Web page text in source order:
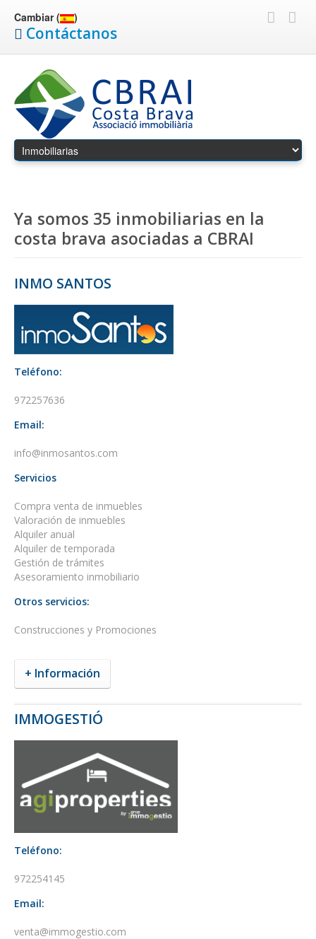
Cambiar ( )
Contáctanos
Ya somos 35 inmobiliarias en la
costa brava asociadas a CBRAI
INMO SANTOS
Teléfono:
972257636
Email:
info@inmosantos.com
Servicios
Compra venta de inmuebles
Valoración de inmuebles
Alquiler anual
Alquiler de temporada
Gestión de trámites
Asesoramiento inmobiliario
Otros servicios:
Construcciones y Promociones
+ Información
IMMOGESTIÓ
Teléfono:
972254145
Email:
venta@immogestio.com